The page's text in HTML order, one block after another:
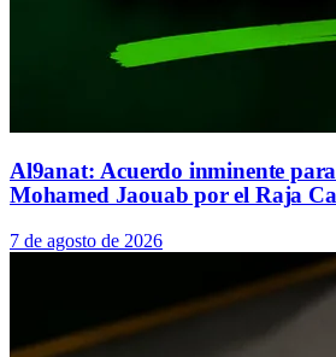
Al9anat: Acuerdo inminente
Mohamed Jaouab por el Raja
7 de agosto de 2026